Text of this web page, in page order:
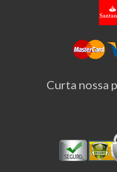
Curta nossa